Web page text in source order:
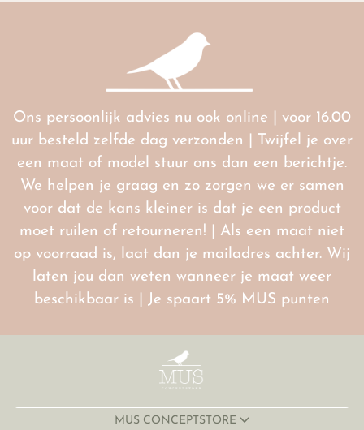
Ons persoonlijk advies nu ook online | voor 16.00
uur besteld zelfde dag verzonden | Twijfel je over
een maat of model stuur ons dan een berichtje.
We helpen je graag en zo zorgen we er samen
voor dat de kans kleiner is dat je een product
moet ruilen of retourneren! | Als een maat niet
op voorraad is, laat dan je mailadres achter. Wij
laten jou dan weten wanneer je maat weer
beschikbaar is | Je spaart 5% MUS punten
MUS CONCEPTSTORE